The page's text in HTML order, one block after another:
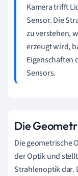
Kamera trifft
Sensor. Die
zu verstehen,
erzeugt wird,
Eigenschaften
Sensors.
Die
Die geometrische
der Optik und
Strahlenoptik dar.